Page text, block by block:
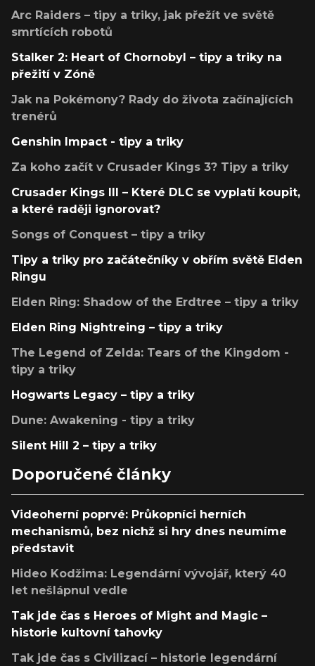
Arc Raiders – tipy a triky, jak přežít ve světě
smrtících robotů
Stalker 2: Heart of Chornobyl – tipy a triky na
přežití v Zóně
Jak na Pokémony? Rady do života začínajících
trenérů
Genshin Impact - tipy a triky
Za koho začít v Crusader Kings 3? Tipy a triky
Crusader Kings III – Které DLC se vyplatí koupit,
a které raději ignorovat?
Songs of Conquest – tipy a triky
Tipy a triky pro začátečníky v obřím světě Elden
Ringu
Elden Ring: Shadow of the Erdtree – tipy a triky
Elden Ring Nightreing – tipy a triky
The Legend of Zelda: Tears of the Kingdom -
tipy a triky
Hogwarts Legacy – tipy a triky
Dune: Awakening - tipy a triky
Silent Hill 2 – tipy a triky
Doporučené články
Videoherní poprvé: Průkopníci herních
mechanismů, bez nichž si hry dnes neumíme
představit
Hideo Kodžima: Legendární vývojář, který 40
let nešlápnul vedle
Tak jde čas s Heroes of Might and Magic –
historie kultovní tahovky
Tak jde čas s Civilizací – historie legendární